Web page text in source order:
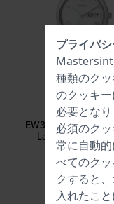
Citizen
EW3196-81AE
EW3196-81AE 26
Ladies Solar
Watch
$233.-
● 在庫あり
プライバ
種類のク
のクッキ
必要となり
必須のク
常に自動
べてのク
クすると
入れたこ